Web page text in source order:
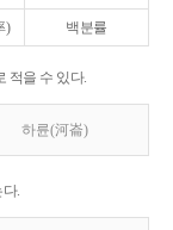
) 백분률
적을 수 있다.
하륜(河崙)
.